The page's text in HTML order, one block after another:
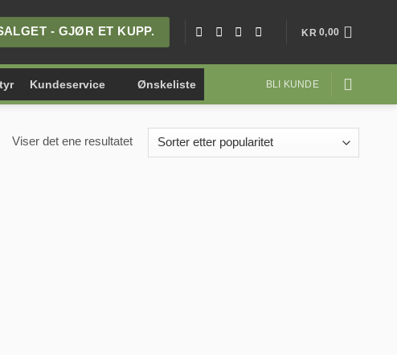
- GJØR ET KUPP. KR 0,00
Kundeservice Ønskeliste BLI KUNDE
Viser det ene resultatet